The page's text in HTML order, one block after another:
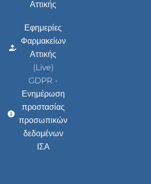
Αττικής
Εφημερίες
Φαρμακείων
Αττικής
(Live)
GDPR -
Ενημέρωση
προστασίας
προσωπικών
δεδομένων
ΙΣΑ